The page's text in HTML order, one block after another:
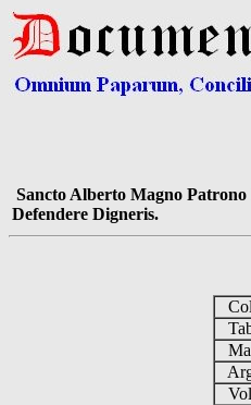
Sancto Alberto Magno
Defendere Digneris.